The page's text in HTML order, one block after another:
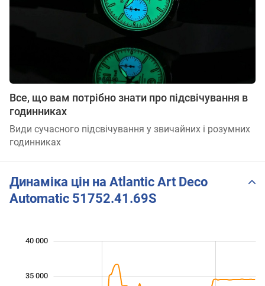
Все, що вам потрібно знати про підсвічування в
годинниках
Види сучасного підсвічування у звичайних і розумних
годинниках
Динаміка цін на Atlantic Art Deco
Automatic 51752.41.69S
40 000
35 000